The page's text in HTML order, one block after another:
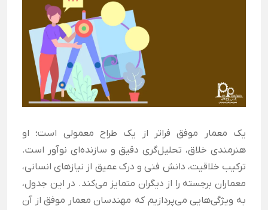
یک معمار موفق فراتر از یک طراح معمولی است؛ او
هنرمندی خلاق، تحلیل‌گری دقیق و سازنده‌ای نوآور است.
ترکیب خلاقیت، دانش فنی و درک عمیق از نیازهای انسانی،
معماران برجسته را از دیگران متمایز می‌کند. در این جدول،
به ویژگی‌هایی می‌پردازیم که مهندسان معمار موفق از آن